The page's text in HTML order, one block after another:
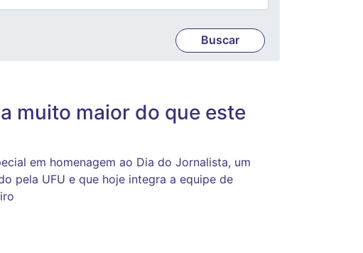
muito maior do que este
em homenagem ao Dia do Jornalista, um
pela UFU e que hoje integra a equipe de